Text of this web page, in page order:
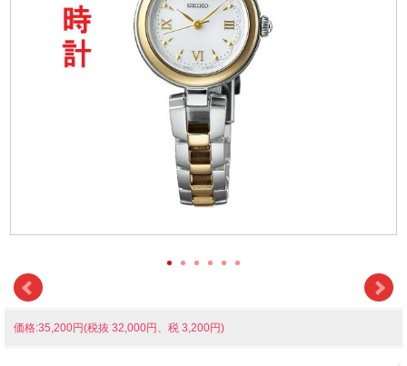
価格:35,200円(税抜 32,000円、税 3,200円)